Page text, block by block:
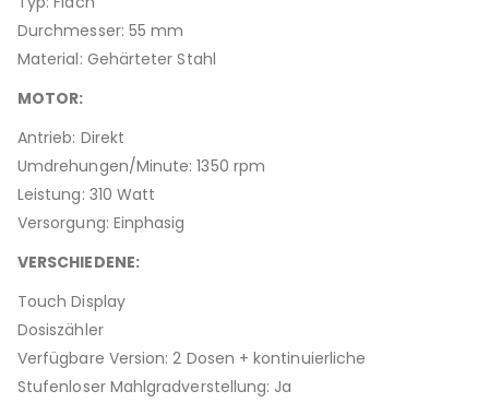
Durchmesser: 55 mm
Material: Gehärteter Stahl
MOTOR:
Antrieb: Direkt
Umdrehungen/Minute: 1350 rpm
Leistung: 310 Watt
Versorgung: Einphasig
VERSCHIEDENE:
Touch Display
Dosiszähler
Verfügbare Version: 2 Dosen + kontinuierliche
Stufenloser Mahlgradverstellung: Ja